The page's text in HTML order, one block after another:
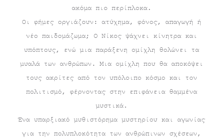
ακόμα πιο περίπλοκα.
Οι φήμες οργιάζουν: ατύχημα, φόνος, απαγωγή ή
νέο παιδομάζωμα; Ο Νίκος ψάχνει κίνητρα και
υπόπτους, ενώ μια παράξενη ομίχλη θολώνει τα
μυαλά των ανθρώπων. Μια ομίχλη που θα αποκόψει
τους ακρίτες από τον υπόλοιπο κόσμο και τον
πολιτισμό, φέρνοντας στην επιφάνεια θαμμένα
μυστικά.
Ένα υπαρξιακό μυθιστόρημα μυστηρίου και αγωνίας
για την πολυπλοκότητα των ανθρώπινων σχέσεων,